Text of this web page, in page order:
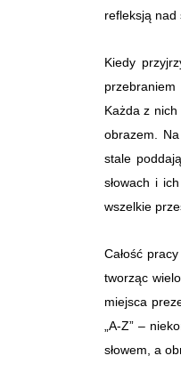
refleksją nad
Kiedy
przebraniem
Każda z
obrazem.
stale
słowach i
wszelkie
Całość
tworząc
miejsca
„A-Z” –
słowem, a